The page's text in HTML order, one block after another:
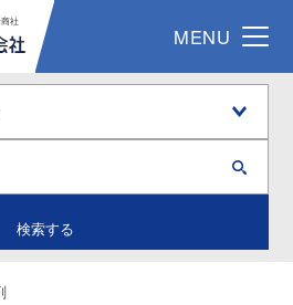
社
MENU
検索する